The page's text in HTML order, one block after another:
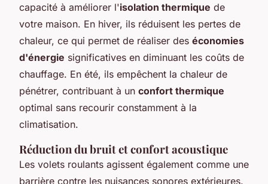
capacité à améliorer l'isolation thermique de
votre maison. En hiver, ils réduisent les pertes de
chaleur, ce qui permet de réaliser des économies
d'énergie significatives en diminuant les coûts de
chauffage. En été, ils empêchent la chaleur de
pénétrer, contribuant à un confort thermique
optimal sans recourir constamment à la
climatisation.
Réduction du bruit et confort acoustique
Les volets roulants agissent également comme une
barrière contre les nuisances sonores extérieures.